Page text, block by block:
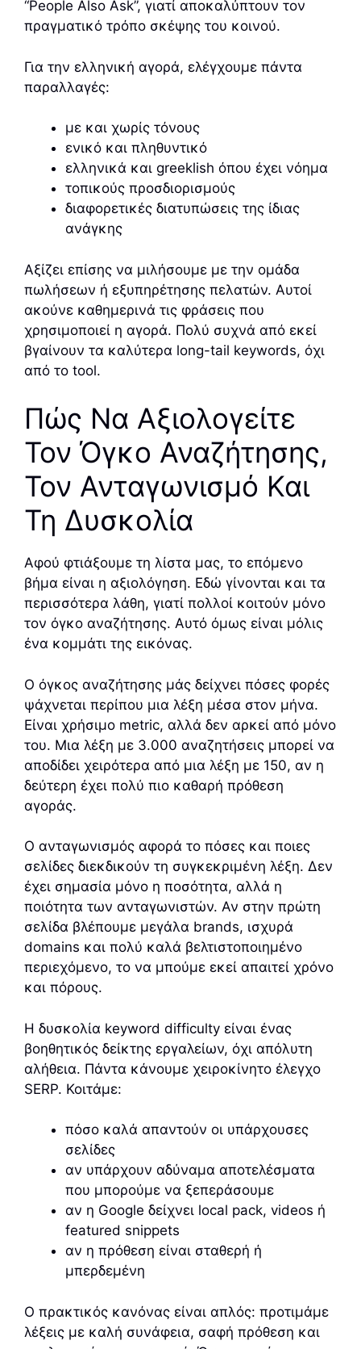
“People Also Ask”, γιατί αποκαλύπτουν τον
πραγματικό τρόπο σκέψης του κοινού.
Για την ελληνική αγορά, ελέγχουμε πάντα
παραλλαγές:
με και χωρίς τόνους
ενικό και πληθυντικό
ελληνικά και greeklish όπου έχει νόημα
τοπικούς προσδιορισμούς
διαφορετικές διατυπώσεις της ίδιας
ανάγκης
Αξίζει επίσης να μιλήσουμε με την ομάδα
πωλήσεων ή εξυπηρέτησης πελατών. Αυτοί
ακούνε καθημερινά τις φράσεις που
χρησιμοποιεί η αγορά. Πολύ συχνά από εκεί
βγαίνουν τα καλύτερα long-tail keywords, όχι
από το tool.
Πώς Να Αξιολογείτε
Τον Όγκο Αναζήτησης,
Τον Ανταγωνισμό Και
Τη Δυσκολία
Αφού φτιάξουμε τη λίστα μας, το επόμενο
βήμα είναι η αξιολόγηση. Εδώ γίνονται και τα
περισσότερα λάθη, γιατί πολλοί κοιτούν μόνο
τον όγκο αναζήτησης. Αυτό όμως είναι μόλις
ένα κομμάτι της εικόνας.
Ο όγκος αναζήτησης μάς δείχνει πόσες φορές
ψάχνεται περίπου μια λέξη μέσα στον μήνα.
Είναι χρήσιμο metric, αλλά δεν αρκεί από μόνο
του. Μια λέξη με 3.000 αναζητήσεις μπορεί να
αποδίδει χειρότερα από μια λέξη με 150, αν η
δεύτερη έχει πολύ πιο καθαρή πρόθεση
αγοράς.
Ο ανταγωνισμός αφορά το πόσες και ποιες
σελίδες διεκδικούν τη συγκεκριμένη λέξη. Δεν
έχει σημασία μόνο η ποσότητα, αλλά η
ποιότητα των ανταγωνιστών. Αν στην πρώτη
σελίδα βλέπουμε μεγάλα brands, ισχυρά
domains και πολύ καλά βελτιστοποιημένο
περιεχόμενο, το να μπούμε εκεί απαιτεί χρόνο
και πόρους.
Η δυσκολία keyword difficulty είναι ένας
βοηθητικός δείκτης εργαλείων, όχι απόλυτη
αλήθεια. Πάντα κάνουμε χειροκίνητο έλεγχο
SERP. Κοιτάμε:
πόσο καλά απαντούν οι υπάρχουσες
σελίδες
αν υπάρχουν αδύναμα αποτελέσματα
που μπορούμε να ξεπεράσουμε
αν η Google δείχνει local pack, videos ή
featured snippets
αν η πρόθεση είναι σταθερή ή
μπερδεμένη
Ο πρακτικός κανόνας είναι απλός: προτιμάμε
λέξεις με καλή συνάφεια, σαφή πρόθεση και